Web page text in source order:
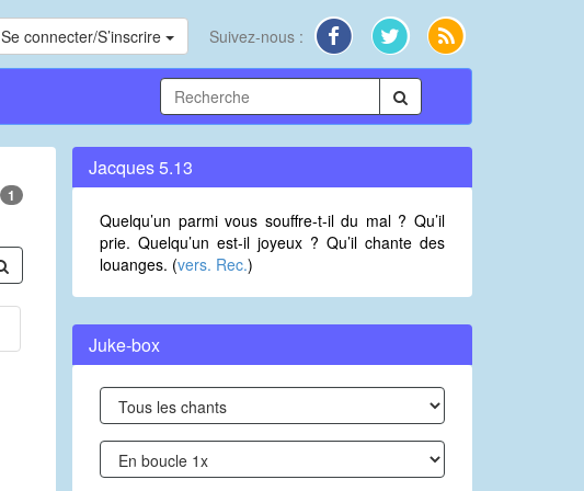
Se connecter/S’inscrire Suivez-nous :
1
Jacques 5.13
Quelqu’un parmi vous souffre-t-il du mal ? Qu’il
prie. Quelqu’un est-il joyeux ? Qu’il chante des
louanges. (vers. Rec.)
Juke-box